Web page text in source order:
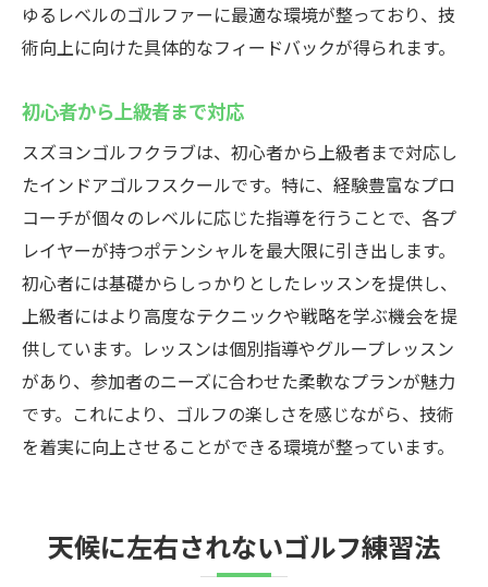
ゆるレベルのゴルファーに最適な環境が整っており、技
術向上に向けた具体的なフィードバックが得られます。
初心者から上級者まで対応
スズヨンゴルフクラブは、初心者から上級者まで対応し
たインドアゴルフスクールです。特に、経験豊富なプロ
コーチが個々のレベルに応じた指導を行うことで、各プ
レイヤーが持つポテンシャルを最大限に引き出します。
初心者には基礎からしっかりとしたレッスンを提供し、
上級者にはより高度なテクニックや戦略を学ぶ機会を提
供しています。レッスンは個別指導やグループレッスン
があり、参加者のニーズに合わせた柔軟なプランが魅力
です。これにより、ゴルフの楽しさを感じながら、技術
を着実に向上させることができる環境が整っています。
天候に左右されないゴルフ練習法